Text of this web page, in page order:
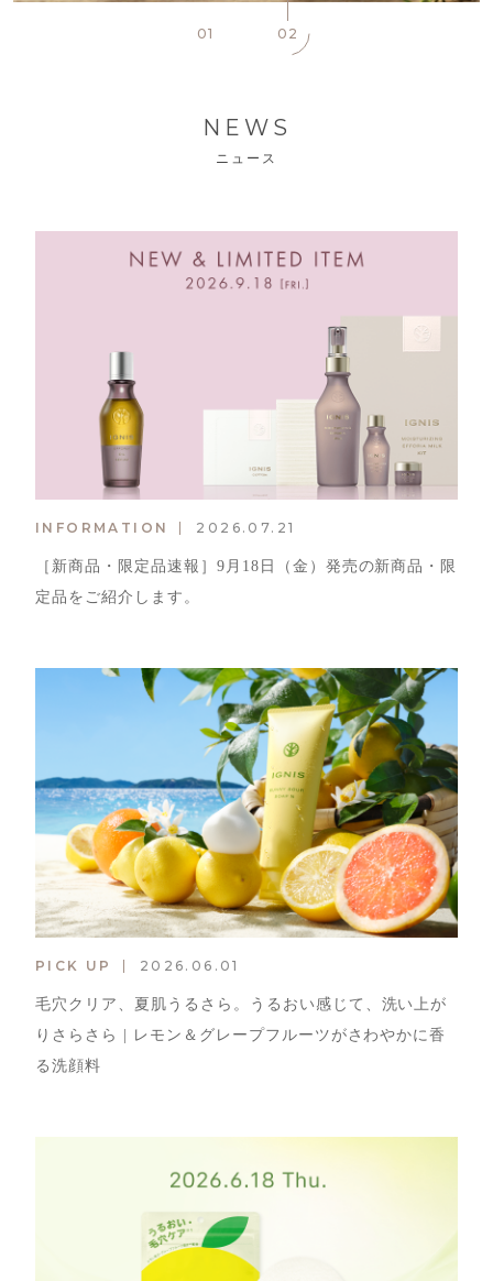
01 02
NEWS
ニュース
INFORMATION 2026.07.21
［新商品・限定品速報］9月18日（金）発売の新商品・限
定品をご紹介します。
PICK UP 2026.06.01
毛穴クリア、夏肌うるさら。うるおい感じて、洗い上が
りさらさら | レモン＆グレープフルーツがさわやかに香
る洗顔料